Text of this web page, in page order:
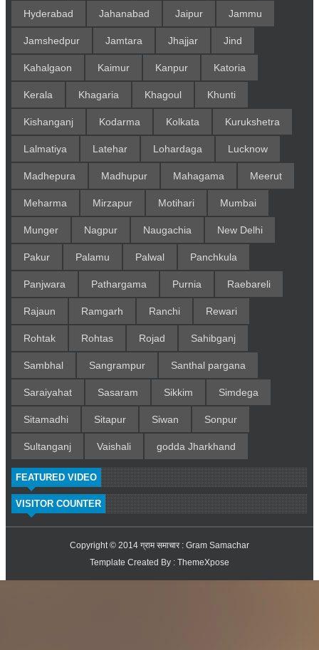
Hyderabad Jahanabad Jaipur Jammu
Jamshedpur Jamtara Jhajjar Jind
Kahalgaon Kaimur Kanpur Katoria
Kerala Khagaria Khagoul Khunti
Kishanganj Kodarma Kolkata Kurukshetra
Lalmatiya Latehar Lohardaga Lucknow
Madhepura Madhupur Mahagama Meerut
Meharma Mirzapur Motihari Mumbai
Munger Nagpur Naugachia New Delhi
Pakur Palamu Palwal Panchkula
Panjwara Pathargama Purnia Raebareli
Rajaun Ramgarh Ranchi Rewari
Rohtak Rohtas Rojad Sahibganj
Sambhal Sangrampur Santhal pargana
Saraiyahat Sasaram Sikkim Simdega
Sitamadhi Sitapur Siwan Sonpur
Sultanganj Vaishali godda Jharkhand
FEATURED VIDEO
VISITOR COUNTER
Copyright © 2014 ग्राम समाचार : Gram Samachar
Template Created By : ThemeXpose